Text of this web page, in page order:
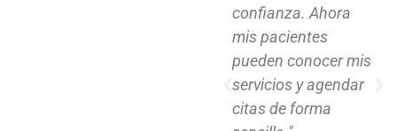
confianza. Ahora
mis pacientes
pueden conocer mis
servicios y agendar
citas de forma